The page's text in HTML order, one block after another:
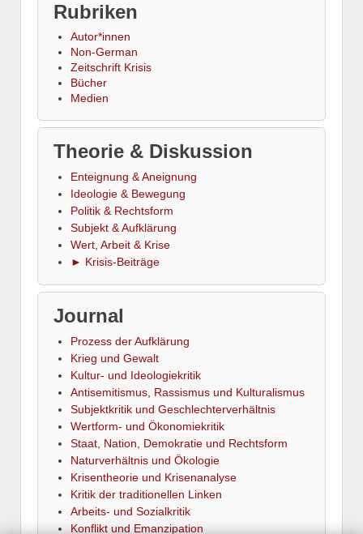
Rubriken
Autor*innen
Non-German
Zeitschrift Krisis
Bücher
Medien
Theorie & Diskussion
Enteignung & Aneignung
Ideologie & Bewegung
Politik & Rechtsform
Subjekt & Aufklärung
Wert, Arbeit & Krise
► Krisis-Beiträge
Journal
Prozess der Aufklärung
Krieg und Gewalt
Kultur- und Ideologiekritik
Antisemitismus, Rassismus und Kulturalismus
Subjektkritik und Geschlechterverhältnis
Wertform- und Ökonomiekritik
Staat, Nation, Demokratie und Rechtsform
Naturverhältnis und Ökologie
Krisentheorie und Krisenanalyse
Kritik der traditionellen Linken
Arbeits- und Sozialkritik
Konflikt und Emanzipation